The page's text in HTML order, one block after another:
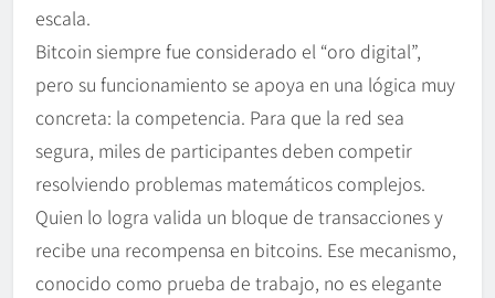
escala.
Bitcoin siempre fue considerado el “oro digital”,
pero su funcionamiento se apoya en una lógica muy
concreta: la competencia. Para que la red sea
segura, miles de participantes deben competir
resolviendo problemas matemáticos complejos.
Quien lo logra valida un bloque de transacciones y
recibe una recompensa en bitcoins. Ese mecanismo,
conocido como prueba de trabajo, no es elegante